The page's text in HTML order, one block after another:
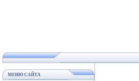
МЕНЮ САЙТА